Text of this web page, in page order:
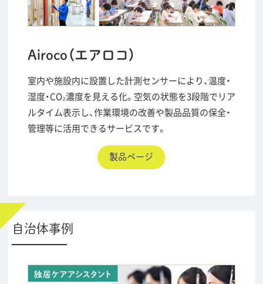
Airoco（エアロコ）
室内や施設内に設置した計測センサーにより、温度・
湿度・CO₂濃度を見える化。空気の状態を3段階でリア
ルタイム表示し、作業環境の改善や製品品質の保全・
管理等に活用できるサービスです。
製品ページ
自治体事例